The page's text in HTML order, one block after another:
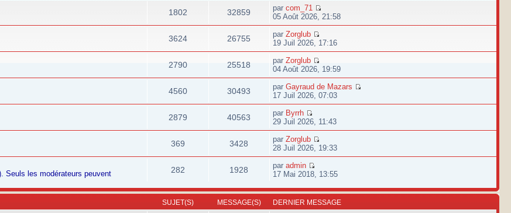
1802 32859 parcom_71
05 Août 2026, 21:58
3624 26755 parZorglub
19 Juil 2026, 17:16
2790 25518 parZorglub
04 Août 2026, 19:59
4560 30493 parGayraud de Mazars
17 Juil 2026, 07:03
2879 40563 par Byrrh
29 Juil 2026, 11:43
369 3428 parZorglub
28 Juil 2026, 19:33
Seuls les modérateurs peuvent
282 1928 paradmin
17 Mai 2018, 13:55
SUJET(S) MESSAGE(S) DERNIER MESSAGE